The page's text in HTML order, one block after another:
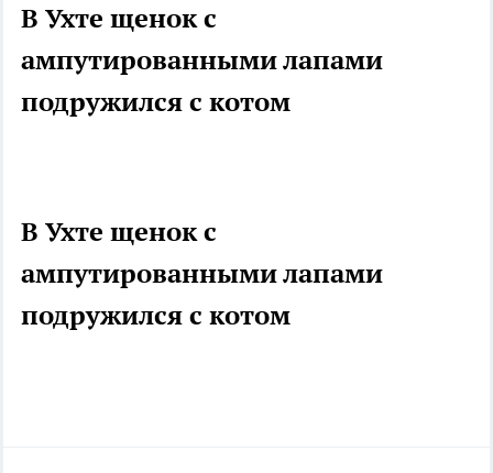
В Ухте щенок с
ампутированными лапами
подружился с котом
В Ухте щенок с
ампутированными лапами
подружился с котом